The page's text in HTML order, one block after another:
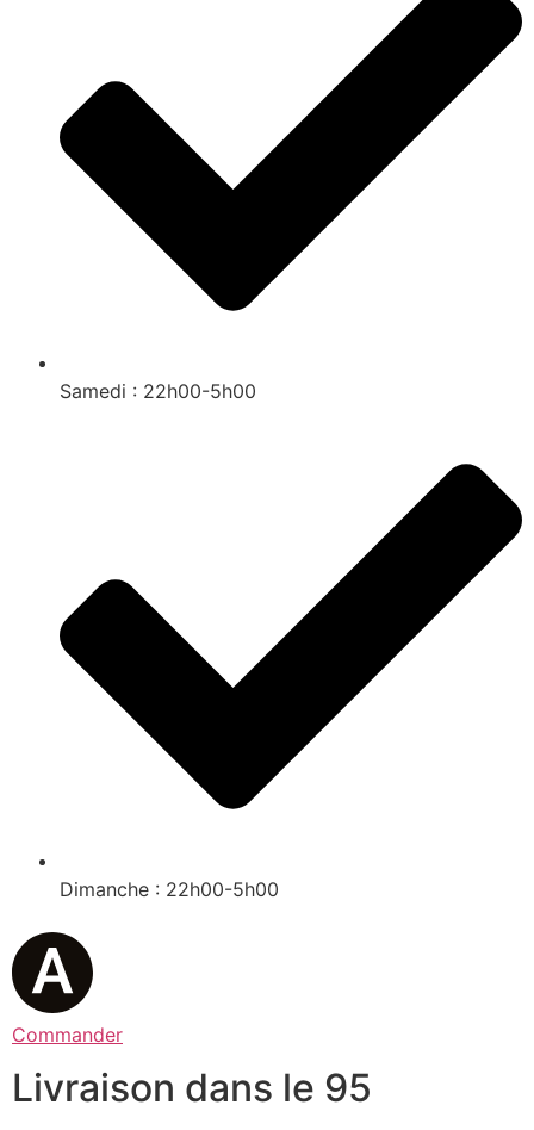
Samedi : 22h00-5h00
Dimanche : 22h00-5h00
Commander
Livraison dans le 95